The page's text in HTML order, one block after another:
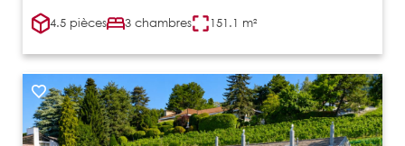
4.5 pièces 3 chambres 151.1 m²